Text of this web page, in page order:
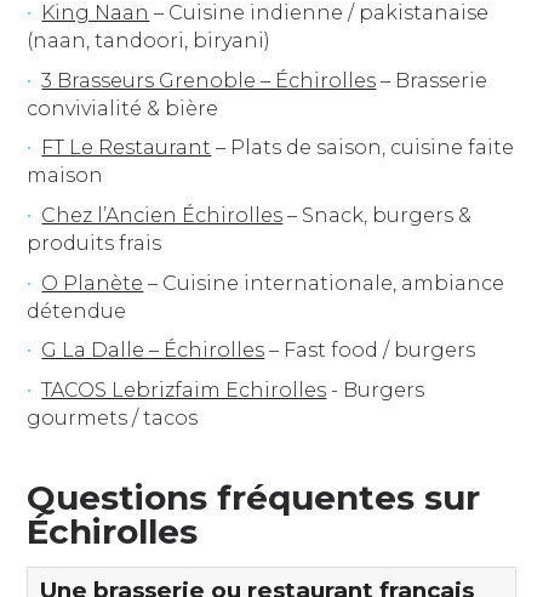
King Naan – Cuisine indienne / pakistanaise
(naan, tandoori, biryani)
3 Brasseurs Grenoble – Échirolles – Brasserie
convivialité & bière
FT Le Restaurant – Plats de saison, cuisine faite
maison
Chez l’Ancien Échirolles – Snack, burgers &
produits frais
O Planète – Cuisine internationale, ambiance
détendue
G La Dalle – Échirolles – Fast food / burgers
TACOS Lebrizfaim Echirolles - Burgers
gourmets / tacos
Questions fréquentes sur
Échirolles
Une brasserie ou restaurant français